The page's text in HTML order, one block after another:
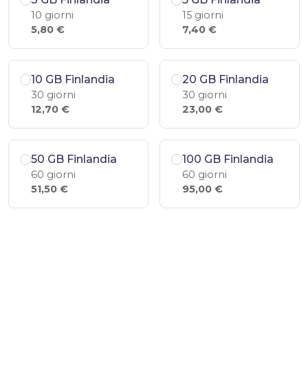
10 giorni
5,80 €
15 giorni
7,40 €
10 GB Finlandia
30 giorni
12,70 €
20 GB Finlandia
30 giorni
23,00 €
50 GB Finlandia
60 giorni
51,50 €
100 GB Finlandia
60 giorni
95,00 €